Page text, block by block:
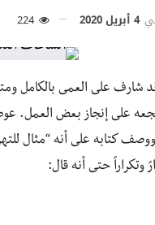
4 أبريل 2020 224
ثوربر قد شارف على العمى
على إنجاز بعض العمل.
كتابه على أنه “مثال
وتكراراً حتى أنه قال: